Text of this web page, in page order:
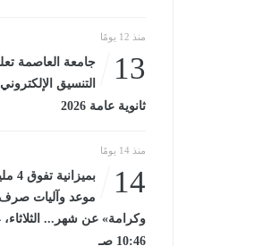
منذ 12 يومًا
13
جامعة العاصمة
التنسيق
ثانوية عامة 2026
منذ 14 يومًا
14
موعد وآليات
10:46 صـ